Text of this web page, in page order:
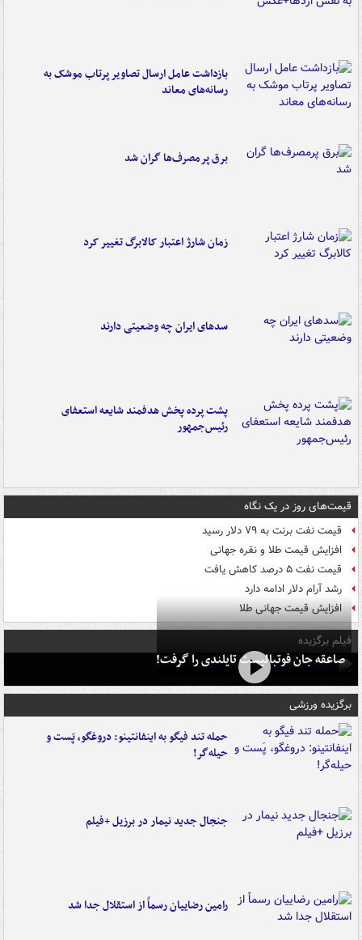
بازداشت عامل ارسال تصاویر پرتاب موشک به
رسانه‌های معاند
برق پرمصرف‌ها گران شد
زمان شارژ اعتبار کالابرگ تغییر کرد
سدهای ایران چه وضعیتی دارند
پشت پرده پخش هدفمند شایعه استعفای
رئیس‌جمهور
قیمت‌های روز در یک نگاه
قیمت نفت برنت به ۷۹ دلار رسید
افزایش قیمت طلا و نقره جهانی
قیمت نفت ۵ درصد کاهش یافت
رشد آرام دلار ادامه دارد
افزایش قیمت جهانی طلا
فیلم برگزیده
صاعقه جان فوتبالیست تایلندی را گرفت!
برگزیده ورزشی
حمله تند فیگو به اینفانتینو: دروغگو، پَست‌ و
حیله‌گر!
جنجال جدید نیمار در برزیل +فیلم
رامین رضاییان رسماً از استقلال جدا شد